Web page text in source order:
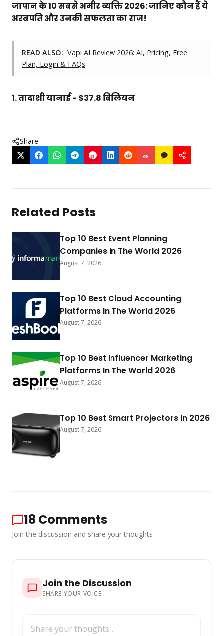
जापान के 10 सबसे अमीर व्यक्ति 2026: जानिए कौन हैं ये
अरबपति और उनकी सफलता का राज!
READ ALSO: Vapi AI Review 2026: AI, Pricing, Free
Plan, Login & FAQs
1. तादाशी यानाई - $37.8 बिलियन
Share
Related Posts
Top 10 Best Event Planning
Companies In The World 2026
August 7, 2026
Top 10 Best Cloud Accounting
Platforms In The World 2026
August 7, 2026
Top 10 Best Influencer Marketing
Platforms In The World 2026
August 7, 2026
Top 10 Best Smart Projectors In 2026
August 7, 2026
18 Comments
Join the discussion and share your thoughts
Join the Discussion
SHARE YOUR VOICE